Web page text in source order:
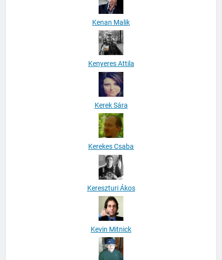
Kenan Malik
Kenyeres Attila
Kerek Sára
Kerekes Csaba
Kereszturi Ákos
Kevin Mitnick